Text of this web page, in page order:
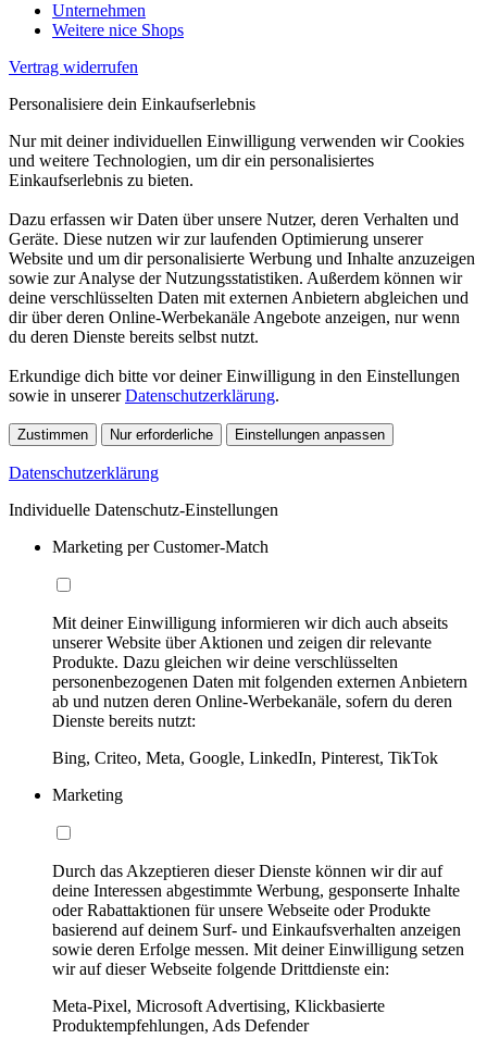
Unternehmen
Weitere nice Shops
Vertrag widerrufen
Personalisiere dein Einkaufserlebnis
Nur mit deiner individuellen Einwilligung verwenden wir Cookies
und weitere Technologien, um dir ein personalisiertes
Einkaufserlebnis zu bieten.
Dazu erfassen wir Daten über unsere Nutzer, deren Verhalten und
Geräte. Diese nutzen wir zur laufenden Optimierung unserer
Website und um dir personalisierte Werbung und Inhalte anzuzeigen
sowie zur Analyse der Nutzungsstatistiken. Außerdem können wir
deine verschlüsselten Daten mit externen Anbietern abgleichen und
dir über deren Online-Werbekanäle Angebote anzeigen, nur wenn
du deren Dienste bereits selbst nutzt.
Erkundige dich bitte vor deiner Einwilligung in den Einstellungen
sowie in unsererDatenschutzerklärung.
Zustimmen Nur erforderliche Einstellungen anpassen
Datenschutzerklärung
Individuelle Datenschutz-Einstellungen
Marketing per Customer-Match
Mit deiner Einwilligung informieren wir dich auch abseits
unserer Website über Aktionen und zeigen dir relevante
Produkte. Dazu gleichen wir deine verschlüsselten
personenbezogenen Daten mit folgenden externen Anbietern
ab und nutzen deren Online-Werbekanäle, sofern du deren
Dienste bereits nutzt:
Bing, Criteo, Meta, Google, LinkedIn, Pinterest, TikTok
Marketing
Durch das Akzeptieren dieser Dienste können wir dir auf
deine Interessen abgestimmte Werbung, gesponserte Inhalte
oder Rabattaktionen für unsere Webseite oder Produkte
basierend auf deinem Surf- und Einkaufsverhalten anzeigen
sowie deren Erfolge messen. Mit deiner Einwilligung setzen
wir auf dieser Webseite folgende Drittdienste ein:
Meta-Pixel, Microsoft Advertising, Klickbasierte
Produktempfehlungen, Ads Defender